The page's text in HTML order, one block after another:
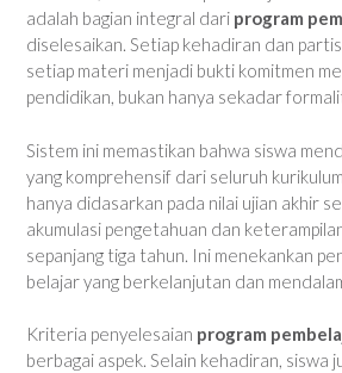
adalah bagian integral dari program
diselesaikan. Setiap kehadiran dan
setiap materi menjadi bukti komitmen
pendidikan, bukan hanya sekadar
Sistem ini memastikan bahwa siswa
yang komprehensif dari seluruh
hanya didasarkan pada nilai ujian akhir
akumulasi pengetahuan dan
sepanjang tiga tahun. Ini menekankan
belajar yang berkelanjutan dan
Kriteria penyelesaian program
berbagai aspek. Selain kehadiran, siswa